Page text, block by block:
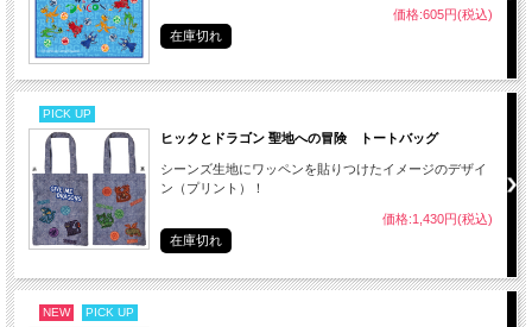
価格:605円(税込)
在庫切れ
PICK UP
ヒックとドラゴン 聖地への冒険 トートバッグ
シーンズ生地にワッペンを貼りつけたイメージのデザイ
ン（プリント）！
価格:1,430円(税込)
在庫切れ
NEW PICK UP